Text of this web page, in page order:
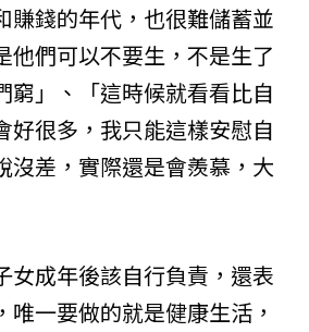
賺錢的年代，也很難儲蓄並
他們可以不要生，不是生了
窮」、「這時候就看看比自
好很多，我只能這樣安慰自
沒差，實際還是會羨慕，大
女成年後該自行負責，還表
唯一要做的就是健康生活，